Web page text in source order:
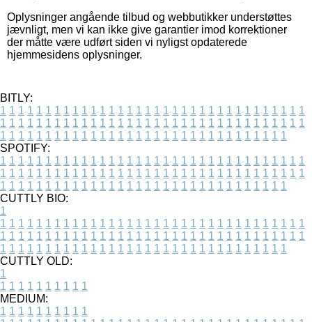
Oplysninger angående tilbud og webbutikker understøttes
jævnligt, men vi kan ikke give garantier imod korrektioner
der måtte være udført siden vi nyligst opdaterede
hjemmesidens oplysninger.
BITLY:
1 1 1 1 1 1 1 1 1 1 1 1 1 1 1 1 1 1 1 1 1 1 1 1 1 1 1 1 1 1 1 1 1 1
1 1 1 1 1 1 1 1 1 1 1 1 1 1 1 1 1 1 1 1 1 1 1 1 1 1 1 1 1 1 1 1 1 1
1 1 1 1 1 1 1 1 1 1 1 1 1 1 1 1 1 1 1 1 1 1 1 1 1 1 1 1 1 1 1 1
SPOTIFY:
1 1 1 1 1 1 1 1 1 1 1 1 1 1 1 1 1 1 1 1 1 1 1 1 1 1 1 1 1 1 1 1 1 1
1 1 1 1 1 1 1 1 1 1 1 1 1 1 1 1 1 1 1 1 1 1 1 1 1 1 1 1 1 1 1 1 1 1
1 1 1 1 1 1 1 1 1 1 1 1 1 1 1 1 1 1 1 1 1 1 1 1 1 1 1 1 1 1 1 1
CUTTLY BIO:
1
1 1 1 1 1 1 1 1 1 1 1 1 1 1 1 1 1 1 1 1 1 1 1 1 1 1 1 1 1 1 1 1 1 1
1 1 1 1 1 1 1 1 1 1 1 1 1 1 1 1 1 1 1 1 1 1 1 1 1 1 1 1 1 1 1 1 1 1
1 1 1 1 1 1 1 1 1 1 1 1 1 1 1 1 1 1 1 1 1 1 1 1 1 1 1 1 1 1 1 1
CUTTLY OLD:
1
1 1 1 1 1 1 1 1 1 1
MEDIUM:
1 1 1 1 1 1 1 1 1 1